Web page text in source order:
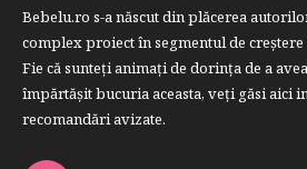
Bebelu.ro s-a născut din plăcerea
complex proiect în segmentul de
Fie că sunteţi animaţi de dorinţa de a
împărtăşit bucuria aceasta, veți găsi aici
recomandări avizate.